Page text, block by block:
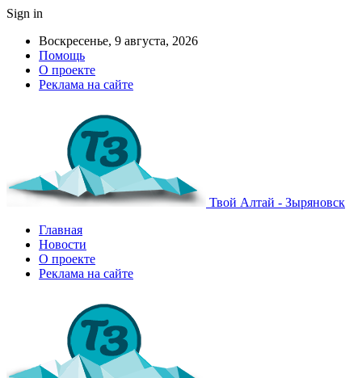
Sign in
Воскресенье, 9 августа, 2026
Помощь
О проекте
Реклама на сайте
Твой Алтай - Зыряновск
Главная
Новости
О проекте
Реклама на сайте